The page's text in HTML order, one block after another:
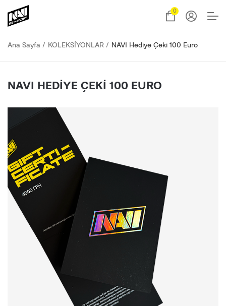
0
Ana Sayfa KOLEKSİYONLAR NAVI Hediye Çeki 100 Euro
NAVI HEDIYE ÇEKI 100 EURO